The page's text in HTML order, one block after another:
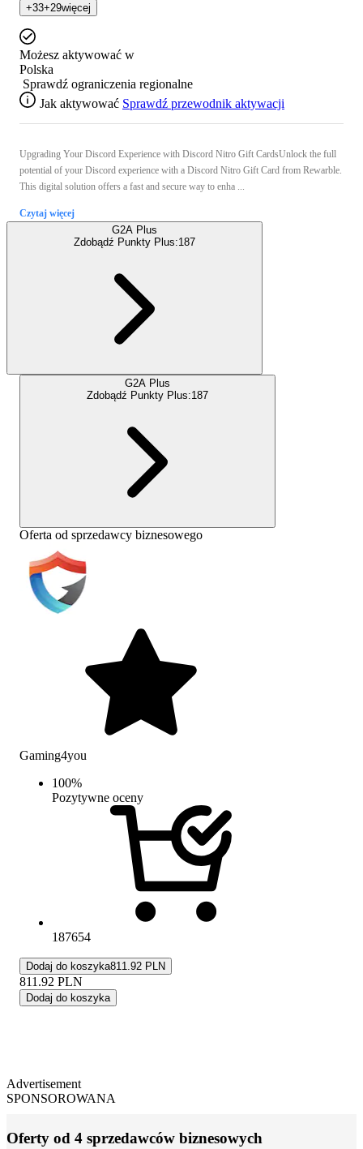
+33+29więcej
Możesz aktywować w
Polska
Sprawdź ograniczenia regionalne
Jak aktywować Sprawdź przewodnik aktywacji
Upgrading Your Discord Experience with Discord Nitro Gift CardsUnlock the full
potential of your Discord experience with a Discord Nitro Gift Card from Rewarble.
This digital solution offers a fast and secure way to enha ...
Czytaj więcej
G2A Plus
Zdobądź Punkty Plus:187
G2A Plus
Zdobądź Punkty Plus:187
Oferta od sprzedawcy biznesowego
Gaming4you
100%
Pozytywne oceny
187654
Dodaj do koszyka811.92 PLN
811.92 PLN
Dodaj do koszyka
Advertisement
SPONSOROWANA
Oferty od 4 sprzedawców biznesowych